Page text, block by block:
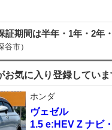
証期間は半年・1年・2年
谷市）
お気に入り登録していま
ホンダ
ヴェゼル
1.5 e:HEV Z ナビ